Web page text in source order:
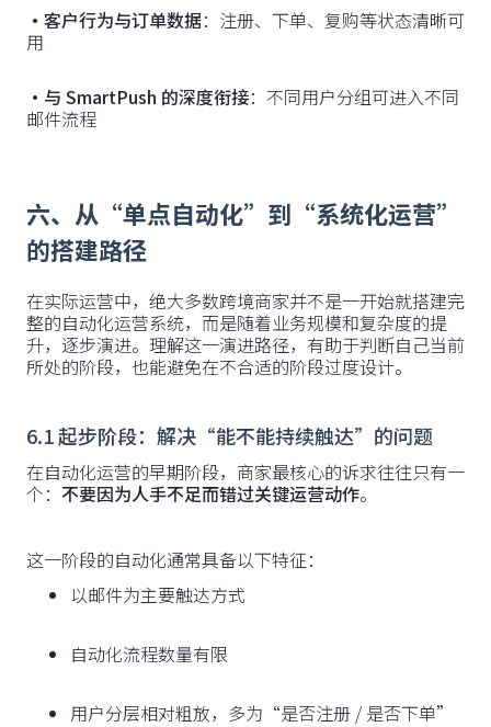
·客户行为与订单数据：注册、下单、复购等状态清晰可
用
·与 SmartPush 的深度衔接：不同用户分组可进入不同
邮件流程
六、从“单点自动化”到“系统化运营”
的搭建路径
在实际运营中，绝大多数跨境商家并不是一开始就搭建完
整的自动化运营系统，而是随着业务规模和复杂度的提
升，逐步演进。理解这一演进路径，有助于判断自己当前
所处的阶段，也能避免在不合适的阶段过度设计。
6.1 起步阶段：解决“能不能持续触达”的问题
在自动化运营的早期阶段，商家最核心的诉求往往只有一
个： 不要因为人手不足而错过关键运营动作。
这一阶段的自动化通常具备以下特征：
以邮件为主要触达方式
自动化流程数量有限
用户分层相对粗放，多为“是否注册 / 是否下单”